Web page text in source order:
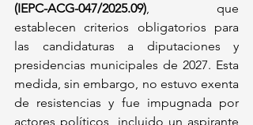
(IEPC-ACG-047/2025.09), que
establecen criterios obligatorios para
las candidaturas a diputaciones y
presidencias municipales de 2027. Esta
medida, sin embargo, no estuvo exenta
de resistencias y fue impugnada por
actores políticos, incluido un aspirante